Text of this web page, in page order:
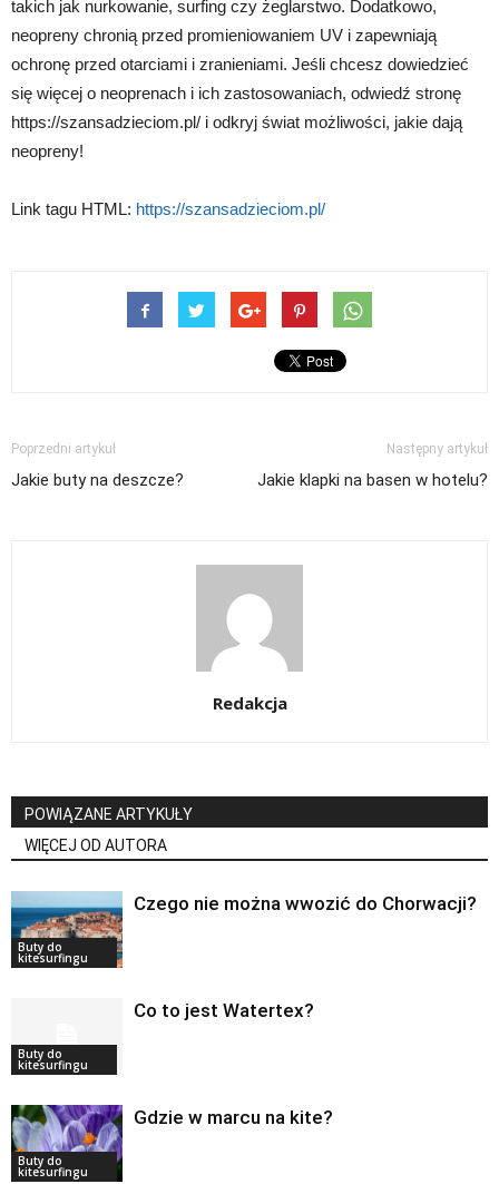
takich jak nurkowanie, surfing czy żeglarstwo. Dodatkowo,
neopreny chronią przed promieniowaniem UV i zapewniają
ochronę przed otarciami i zranieniami. Jeśli chcesz dowiedzieć
się więcej o neoprenach i ich zastosowaniach, odwiedź stronę
https://szansadzieciom.pl/ i odkryj świat możliwości, jakie dają
neopreny!
Link tagu HTML: https://szansadzieciom.pl/
Poprzedni artykuł
Jakie buty na deszcze?
Następny artykuł
Jakie klapki na basen w hotelu?
Redakcja
POWIĄZANE ARTYKUŁY
WIĘCEJ OD AUTORA
Buty do
kitesurfingu
Czego nie można wwozić do Chorwacji?
Buty do
kitesurfingu
Co to jest Watertex?
Buty do
kitesurfingu
Gdzie w marcu na kite?